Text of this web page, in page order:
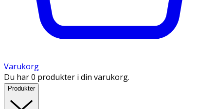
Varukorg
Du har 0 produkter i din varukorg.
Produkter